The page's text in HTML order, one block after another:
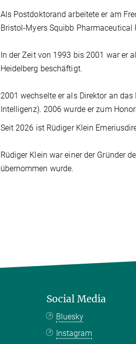
Als Postdoktorand arbeitete er am
Bristol-Myers Squibb Pharmaceutical
In der Zeit von 1993 bis 2001 war er
Heidelberg beschäftigt.
2001 wechselte er als Direktor an
Intelligenz). 2006 wurde er zum
Seit 2026 ist Rüdiger Klein
Rüdiger Klein war einer der Gründer
übernommen wurde.
Social Media
Bluesky
Instagram